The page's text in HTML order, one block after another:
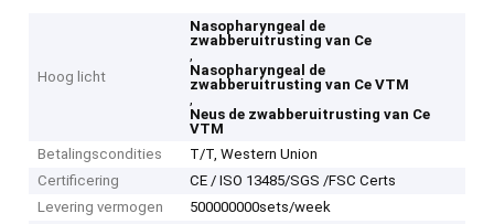
Hoog licht
Nasopharyngeal de
zwabberuitrusting van Ce
,
Nasopharyngeal de
zwabberuitrusting van Ce VTM
,
Neus de zwabberuitrusting van Ce
VTM
Betalingscondities
T/T, Western Union
Certificering
CE / ISO 13485/SGS /FSC Certs
Levering vermogen
500000000sets/week